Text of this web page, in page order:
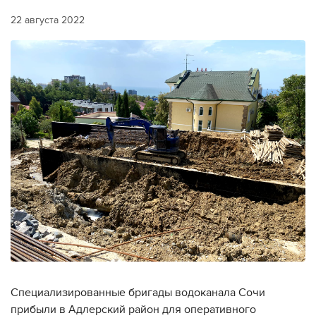
22 августа 2022
Специализированные бригады водоканала Сочи
прибыли в Адлерский район для оперативного